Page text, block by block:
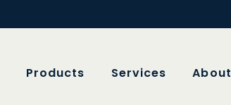
Products Services About